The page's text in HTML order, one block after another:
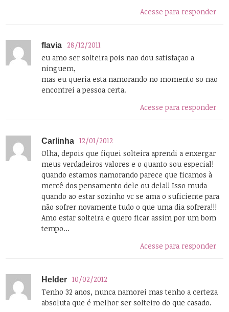
Acesse para responder
flavia
28/12/2011
eu amo ser solteira pois nao dou satisfaçao a
ninguem,
mas eu queria esta namorando no momento so nao
encontrei a pessoa certa.
Acesse para responder
Carlinha
12/01/2012
Olha, depois que fiquei solteira aprendi a enxergar
meus verdadeiros valores e o quanto sou especial!
quando estamos namorando parece que ficamos à
mercê dos pensamento dele ou dela!! Isso muda
quando ao estar sozinho vc se ama o suficiente para
não sofrer novamente tudo o que uma dia sofrera!!!
Amo estar solteira e quero ficar assim por um bom
tempo…
Acesse para responder
Helder
10/02/2012
Tenho 32 anos, nunca namorei mas tenho a certeza
absoluta que é melhor ser solteiro do que casado.